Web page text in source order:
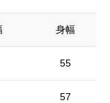
身幅
55
57